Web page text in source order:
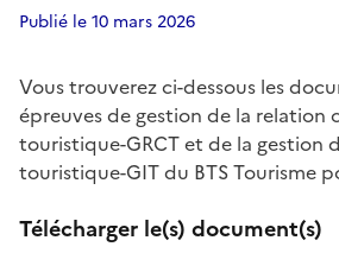
Partager sur Facebook
Partager sur Twitter
Partager
Publié le 10 mars 2026
Vous trouverez ci-dessous les
épreuves de gestion de la relation
touristique-GRCT et de la gestion
touristique-GIT du BTS Tourisme
Télécharger le(s) document(s)